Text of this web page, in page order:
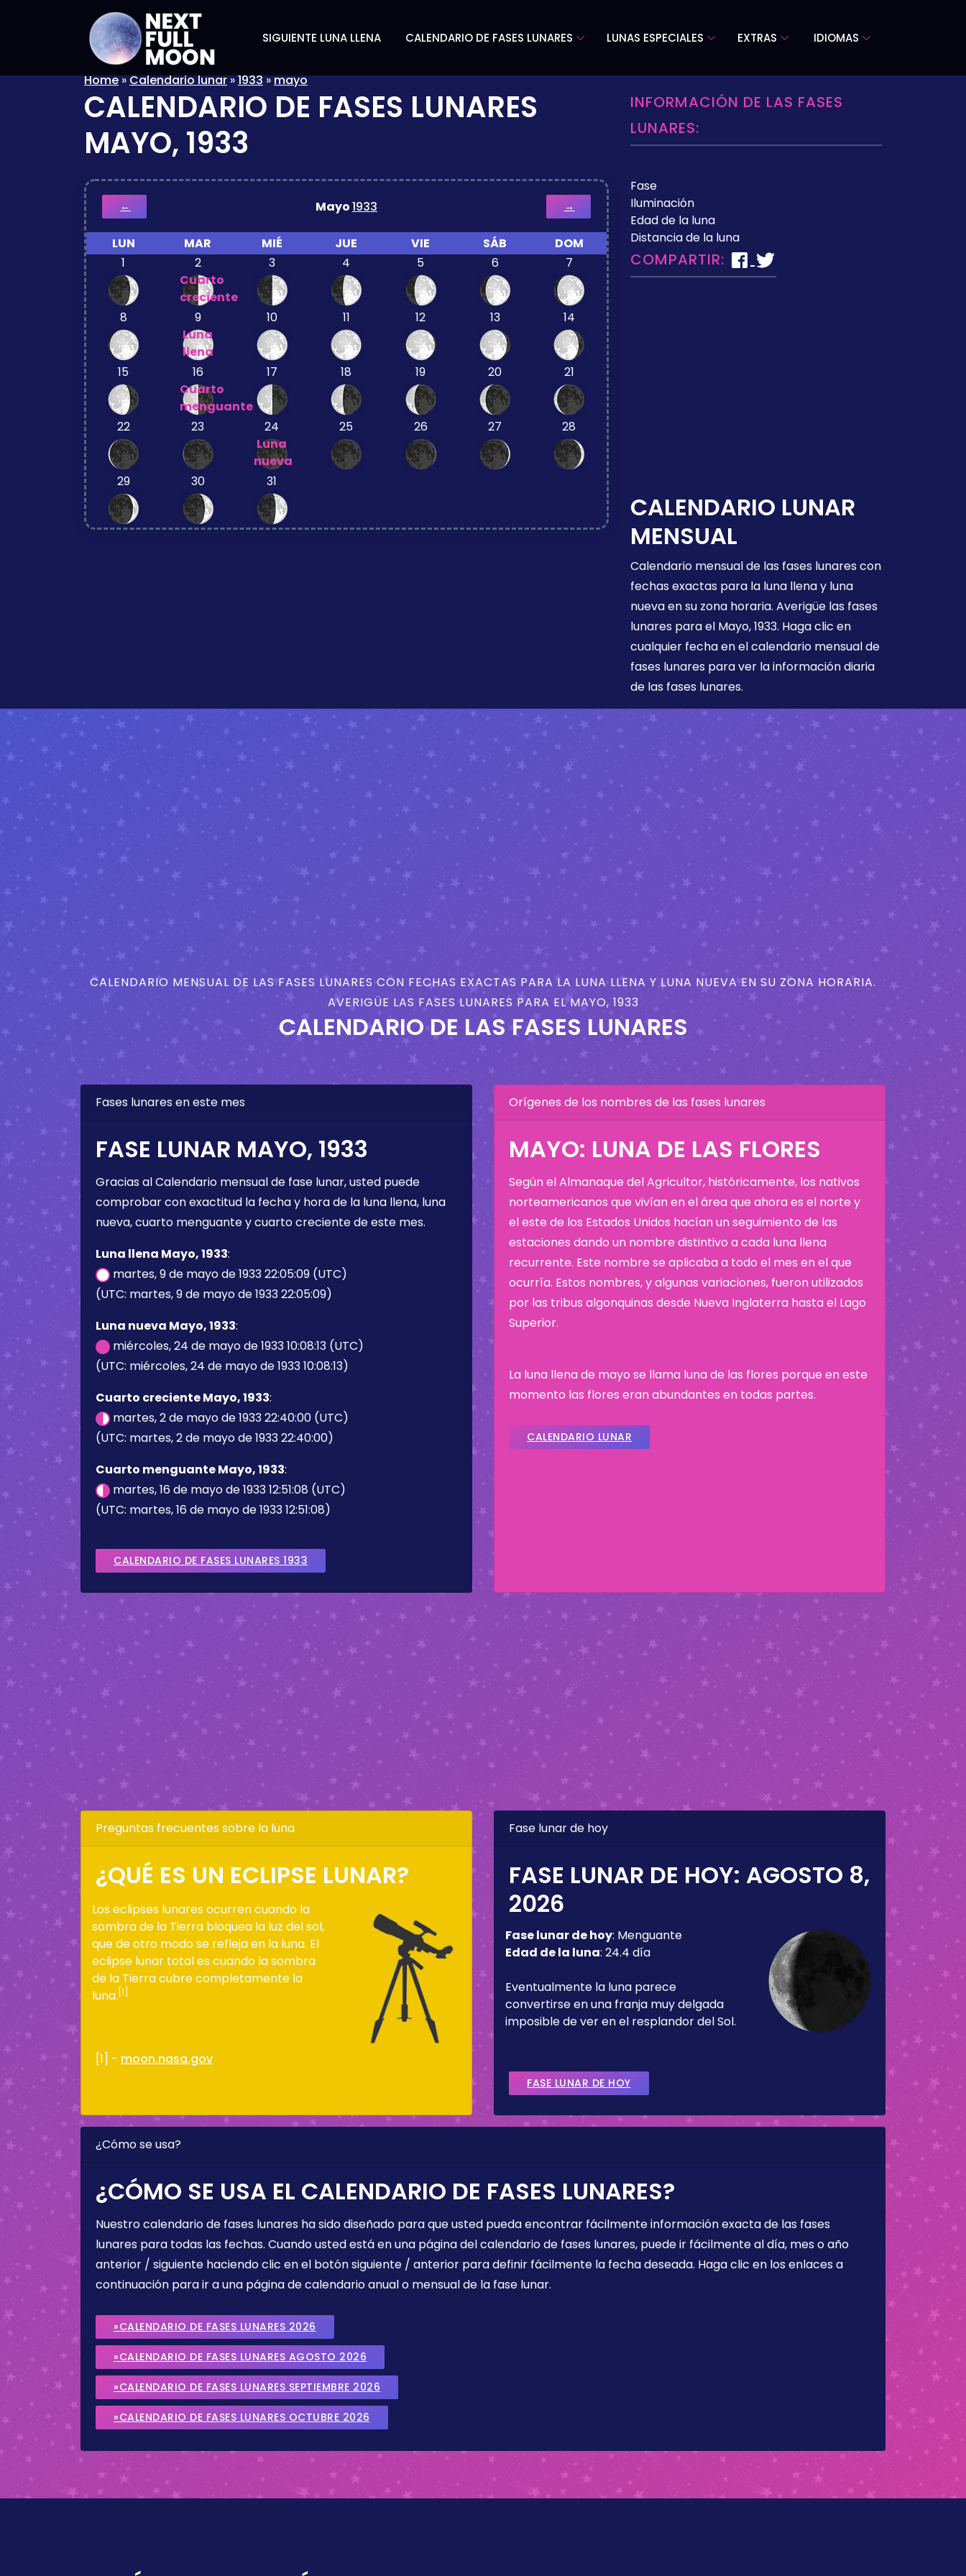
SIGUIENTE LUNA LLENA CALENDARIO DE FASES LUNARES LUNAS ESPECIALES EXTRAS IDIOMAS
Home»Calendario lunar»1933»mayo
CALENDARIO DE FASES LUNARES
MAYO, 1933
← Mayo1933 →
LUN MAR MIÉ JUE VIE SÁB
DOM
1
2
Cuarto
creciente
3 4 5 6 7
8
9
Luna
llena
10 11 12 13 14
15
16
Cuarto
menguante
17 18 19 20 21
22 23
24
Luna
nueva
25 26 27 28
29 30 31
INFORMACIÓN DE LAS FASES
LUNARES:
Fase
Iluminación
Edad de la luna
Distancia de la luna
COMPARTIR:
CALENDARIO LUNAR
MENSUAL
Calendario mensual de las fases lunares con
fechas exactas para la luna llena y luna
nueva en su zona horaria. Averigüe las fases
lunares para el Mayo, 1933. Haga clic en
cualquier fecha en el calendario mensual de
fases lunares para ver la información diaria
de las fases lunares.
CALENDARIO MENSUAL DE LAS FASES LUNARES CON FECHAS EXACTAS PARA LA LUNA LLENA Y LUNA NUEVA EN SU ZONA HORARIA.
AVERIGÜE LAS FASES LUNARES PARA EL MAYO, 1933
CALENDARIO DE LAS FASES LUNARES
Fases lunares en este mes
FASE LUNAR MAYO, 1933
Gracias al Calendario mensual de fase lunar, usted puede
comprobar con exactitud la fecha y hora de la luna llena, luna
nueva, cuarto menguante y cuarto creciente de este mes.
Luna llena Mayo, 1933:
martes, 9 de mayo de 1933 22:05:09 (UTC)
(UTC: martes, 9 de mayo de 1933 22:05:09)
Luna nueva Mayo, 1933:
miércoles, 24 de mayo de 1933 10:08:13 (UTC)
(UTC: miércoles, 24 de mayo de 1933 10:08:13)
Cuarto creciente Mayo, 1933:
martes, 2 de mayo de 1933 22:40:00 (UTC)
(UTC: martes, 2 de mayo de 1933 22:40:00)
Cuarto menguante Mayo, 1933:
martes, 16 de mayo de 1933 12:51:08 (UTC)
(UTC: martes, 16 de mayo de 1933 12:51:08)
CALENDARIO DE FASES LUNARES 1933
Orígenes de los nombres de las fases lunares
MAYO: LUNA DE LAS FLORES
Según el Almanaque del Agricultor, históricamente, los nativos
norteamericanos que vivían en el área que ahora es el norte y
el este de los Estados Unidos hacían un seguimiento de las
estaciones dando un nombre distintivo a cada luna llena
recurrente. Este nombre se aplicaba a todo el mes en el que
ocurría. Estos nombres, y algunas variaciones, fueron utilizados
por las tribus algonquinas desde Nueva Inglaterra hasta el Lago
Superior.
La luna llena de mayo se llama luna de las flores porque en este
momento las flores eran abundantes en todas partes.
CALENDARIO LUNAR
Preguntas frecuentes sobre la luna
¿QUÉ ES UN ECLIPSE LUNAR?
Los eclipses lunares ocurren cuando la
sombra de la Tierra bloquea la luz del sol,
que de otro modo se refleja en la luna. El
eclipse lunar total es cuando la sombra
de la Tierra cubre completamente la
luna. [1]
[1] - moon.nasa.gov
Fase lunar de hoy
FASE LUNAR DE HOY: AGOSTO 8,
2026
Fase lunar de hoy: Menguante
Edad de la luna: 24.4 día
Eventualmente la luna parece
convertirse en una franja muy delgada
imposible de ver en el resplandor del Sol.
FASE LUNAR DE HOY
¿Cómo se usa?
¿CÓMO SE USA EL CALENDARIO DE FASES LUNARES?
Nuestro calendario de fases lunares ha sido diseñado para que usted pueda encontrar fácilmente información exacta de las fases
lunares para todas las fechas. Cuando usted está en una página del calendario de fases lunares, puede ir fácilmente al día, mes o año
anterior / siguiente haciendo clic en el botón siguiente / anterior para definir fácilmente la fecha deseada. Haga clic en los enlaces a
continuación para ir a una página de calendario anual o mensual de la fase lunar.
»CALENDARIO DE FASES LUNARES 2026
»CALENDARIO DE FASES LUNARES AGOSTO 2026
»CALENDARIO DE FASES LUNARES SEPTIEMBRE 2026
»CALENDARIO DE FASES LUNARES OCTUBRE 2026